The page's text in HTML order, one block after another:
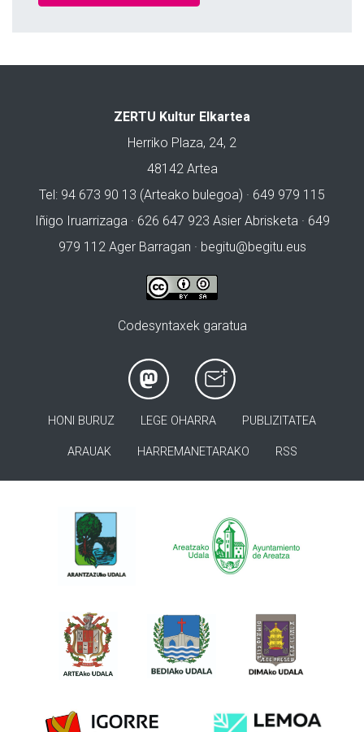
ZERTU Kultur Elkartea
Herriko Plaza, 24, 2
48142 Artea
Tel: 94 673 90 13 (Arteako bulegoa) · 649 979 115
Iñigo Iruarrizaga · 626 647 923 Asier Abrisketa · 649
979 112 Ager Barragan · begitu@begitu.eus
Codesyntaxek garatua
HONI BURUZ LEGE OHARRA PUBLIZITATEA
ARAUAK HARREMANETARAKO RSS